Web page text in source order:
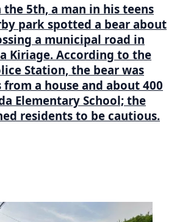
the 5th, a man in his teens
park spotted a bear about
a municipal road in
Kiriage. According to the
Station, the bear was
a house and about 400
Elementary School; the
residents to be cautious.